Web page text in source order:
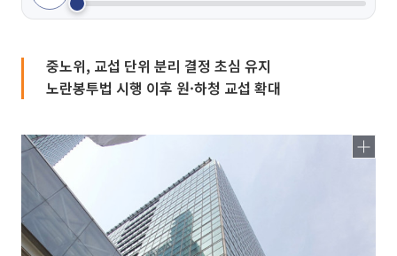
중노위, 교섭 단위 분리 결정 초심 유지
노란봉투법 시행 이후 원·하청 교섭 확대